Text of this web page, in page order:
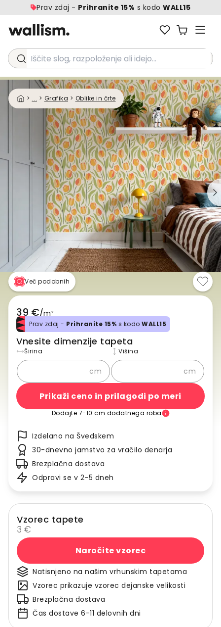
Prav zdaj - Prihranite 15% s kodo WALL15
Iščite slog, razpoloženje ali idejo...
> ... > Grafika > Oblike in črte
Več podobnih
39 €/m²
Prav zdaj - Prihranite 15% s kodo WALL15
Vnesite dimenzije tapeta
Širina
cm
Višina
cm
Prikaži ceno in prilagodi po meri
Dodajte 7-10 cm dodatnega roba
Izdelano na Švedskem
30-dnevno jamstvo za vračilo denarja
Brezplačna dostava
Odpravi se v 2-5 dneh
Vzorec tapete
3 €
Naročite vzorec
Natisnjeno na našim vrhunskim tapetama
Vzorec prikazuje vzorec dejanske velikosti
Brezplačna dostava
Čas dostave 6-11 delovnih dni